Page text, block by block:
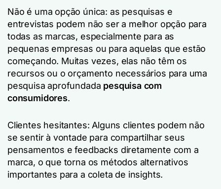
Não é uma opção única: as pesquisas e
entrevistas podem não ser a melhor opção para
todas as marcas, especialmente para as
pequenas empresas ou para aquelas que estão
começando. Muitas vezes, elas não têm os
recursos ou o orçamento necessários para uma
pesquisa aprofundada pesquisa com
consumidores.
Clientes hesitantes: Alguns clientes podem não
se sentir à vontade para compartilhar seus
pensamentos e feedbacks diretamente com a
marca, o que torna os métodos alternativos
importantes para a coleta de insights.